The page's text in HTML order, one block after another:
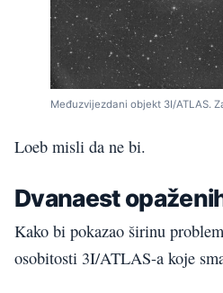
Međuzvijezdani objekt 3I/ATLAS.
Loeb misli da ne bi.
Dvanaest
Kako bi pokazao širinu
osobitosti 3I/ATLAS-a koje